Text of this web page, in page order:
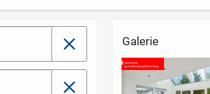
schließen
Galerie